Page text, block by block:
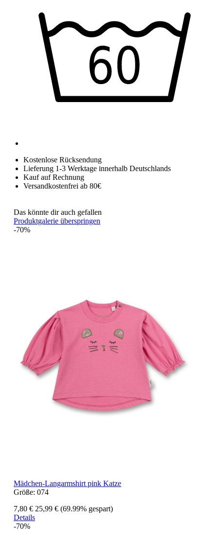
Kostenlose Rücksendung
Lieferung 1-3 Werktage innerhalb Deutschlands
Kauf auf Rechnung
Versandkostenfrei ab 80€
Das könnte dir auch gefallen
Produktgalerie überspringen
-70%
Mädchen-Langarmshirt pink Katze
Größe: 074
7,80 € 25,99 € (69.99% gespart)
Details
-70%